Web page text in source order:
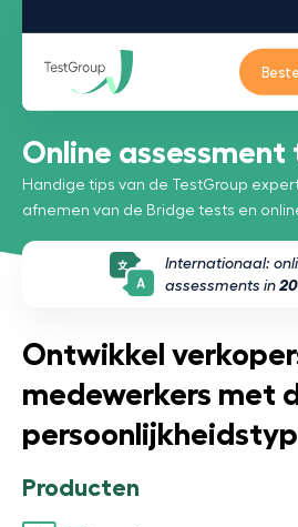
Online assessment
Handige tips van de TestGroup
afnemen van de Bridge tests en
Internationaal:
assessments in
Ontwikkel
medewerkers met
Producten